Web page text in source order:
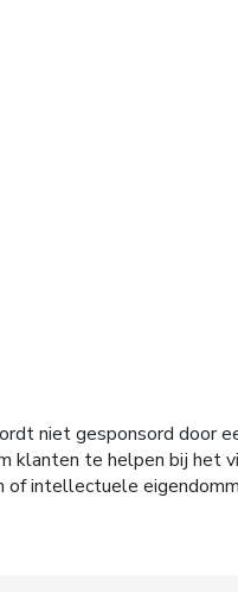
niet gesponsord door
te helpen bij het
intellectuele